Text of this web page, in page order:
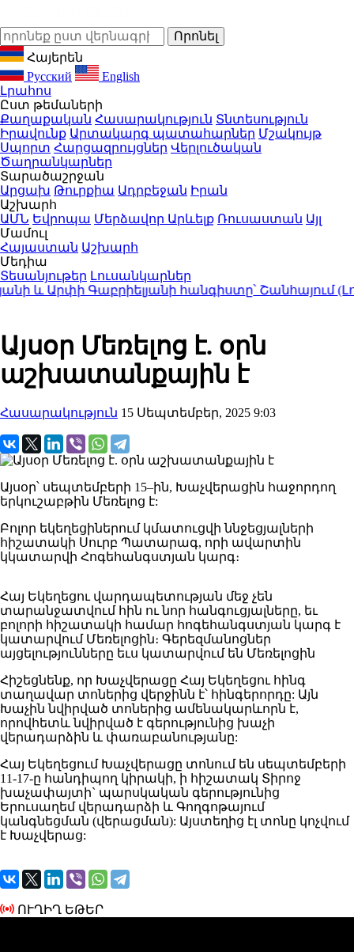
Հայերեն
Русский
English
Լրահոս
Ըստ թեմաների
Քաղաքական Հասարակություն Տնտեսություն
Իրավունք Արտակարգ պատահարներ Մշակույթ
Սպորտ Հարցազրույցներ Վերլուծական
Ծաղրանկարներ
Տարածաշրջան
Արցախ Թուրքիա Ադրբեջան Իրան
Աշխարհ
ԱՄՆ Եվրոպա Մերձավոր Արևելք Ռուսաստան Այլ
Մամուլ
Հայաստան Աշխարհ
Մեդիա
Տեսանյութեր Լուսանկարներ
և Արփի Գաբրիելյանի հանգիստը՝ Շանհայում
Այսօր Մեռելոց է. օրն
աշխատանքային է
Հասարակություն 15 Սեպտեմբեր, 2025 9:03
Այսօր՝ սեպտեմբերի 15–ին, Խաչվերացին հաջորդող
երկուշաբթին Մեռելոց է:
Բոլոր եկեղեցիներում կմատուցվի ննջեցյալների
հիշատակի Սուրբ Պատարագ, որի ավարտին
կկատարվի Հոգեհանգստյան կարգ։
Հայ Եկեղեցու վարդապետության մեջ չեն
տարանջատվում հին ու նոր հանգուցյալները, եւ
բոլորի հիշատակի համար հոգեհանգստյան կարգ է
կատարվում Մեռելոցին։ Գերեզմանոցներ
այցելությունները եւս կատարվում են Մեռելոցին
Հիշեցնենք, որ Խաչվերացը Հայ Եկեղեցու հինգ
տաղավար տոներից վերջինն է՝ հինգերորդը: Այն
Խաչին նվիրված տոներից ամենակարևորն է,
որովհետև նվիրված է գերությունից խաչի
վերադարձին և փառաբանությանը:
Հայ Եկեղեցում Խաչվերացը տոնում են սեպտեմբերի
11-17-ը հանդիպող կիրակի, ի հիշատակ Տիրոջ
խաչափայտի` պարսկական գերությունից
Երուսաղեմ վերադարձի և Գողգոթայում
կանգնեցման (վերացման): Այստեղից էլ տոնը կոչվում
է Խաչվերաց:
ՈՒՂԻՂ ԵԹԵՐ